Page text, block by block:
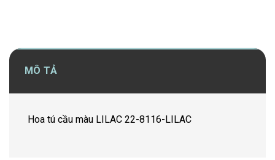
MÔ TẢ
Hoa tú cầu màu LILAC 22-8116-LILAC